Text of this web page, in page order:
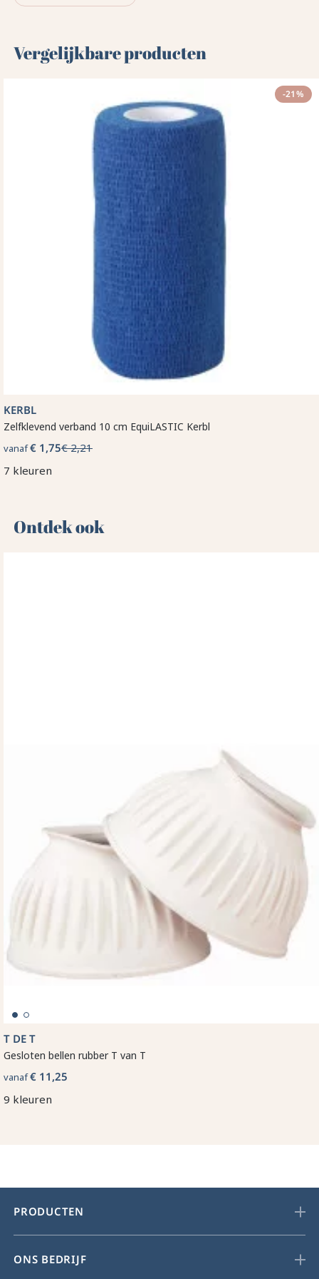
Vergelijkbare producten
-21%
KERBL
Zelfklevend verband 10 cm EquiLASTIC Kerbl
vanaf€ 1,75€ 2,21
7 kleuren
Ontdek ook 🌻
T DE T
Gesloten bellen rubber T van T
vanaf€ 11,25
9 kleuren
PRODUCTEN
ONS BEDRIJF